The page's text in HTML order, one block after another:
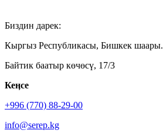
Биздин дарек:
Кыргыз Республикасы, Бишкек шаары.
Байтик баатыр көчөсү, 17/3
Кеӊсе
+996 (770) 88-29-00
info@serep.kg